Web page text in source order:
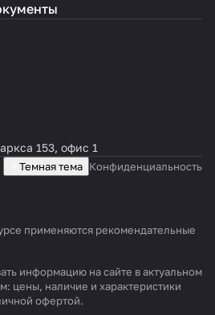
153, офис 1
Темная тема Конфиденциальность
применяются рекомендательные
информацию на сайте в актуальном
цены, наличие и характеристики
офертой.